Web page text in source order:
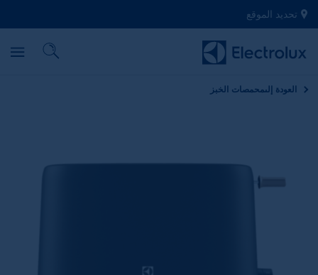
تحديد الموقع
العودة إلىمحمصات الخبز